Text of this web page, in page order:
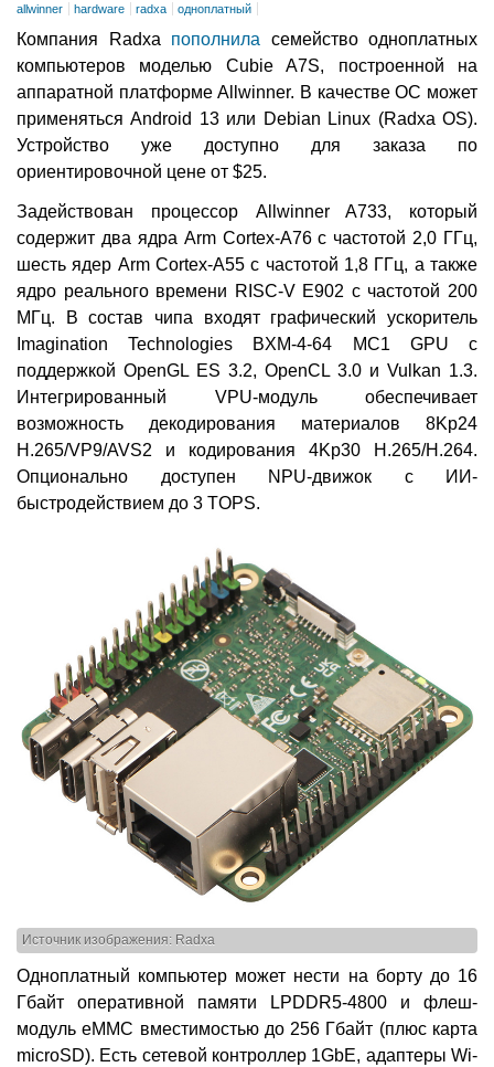
allwinner hardware radxa одноплатный
Компания Radxa пополнила семейство одноплатных
компьютеров моделью Cubie A7S, построенной на
аппаратной платформе Allwinner. В качестве ОС может
применяться Android 13 или Debian Linux (Radxa OS).
Устройство уже доступно для заказа по
ориентировочной цене от $25.
Задействован процессор Allwinner A733, который
содержит два ядра Arm Cortex-A76 с частотой 2,0 ГГц,
шесть ядер Arm Cortex-A55 с частотой 1,8 ГГц, а также
ядро реального времени RISC-V E902 с частотой 200
МГц. В состав чипа входят графический ускоритель
Imagination Technologies BXM-4-64 MC1 GPU с
поддержкой OpenGL ES 3.2, OpenCL 3.0 и Vulkan 1.3.
Интегрированный VPU-модуль обеспечивает
возможность декодирования материалов 8Kp24
H.265/VP9/AVS2 и кодирования 4Kp30 H.265/H.264.
Опционально доступен NPU-движок с ИИ-
быстродействием до 3 TOPS.
Источник изображения: Radxa
Одноплатный компьютер может нести на борту до 16
Гбайт оперативной памяти LPDDR5-4800 и флеш-
модуль eMMC вместимостью до 256 Гбайт (плюс карта
microSD). Есть сетевой контроллер 1GbE, адаптеры Wi-